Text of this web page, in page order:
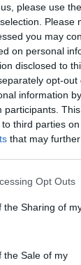
please use
Please
you may
on personal
disclosed to
opt-
information
participants.
third parties
that may
app uses
usage
Google and its
specified
Opt Outs
the Sharing of
the Sale of my
ÉS
egyre tovább
természetbe.